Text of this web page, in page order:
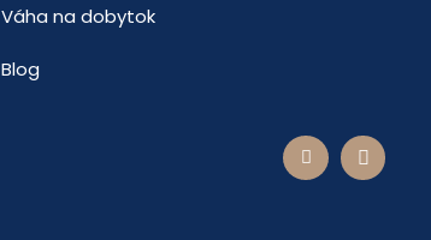
Váha na dobytok
Blog